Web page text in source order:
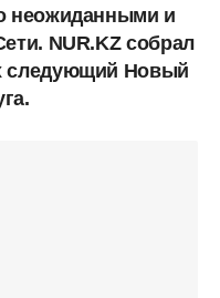
неожиданными и
NUR.KZ собрал
следующий Новый